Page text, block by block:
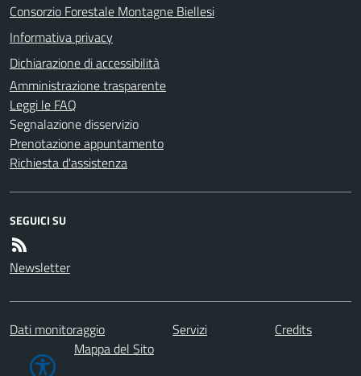
Consorzio Forestale Montagne Biellesi
Informativa privacy
Dichiarazione di accessibilità
Amministrazione trasparente
Leggi le FAQ
Segnalazione disservizio
Prenotazione appuntamento
Richiesta d'assistenza
SEGUICI SU
Newsletter
Dati monitoraggio Servizi
Credits
Mappa del Sito